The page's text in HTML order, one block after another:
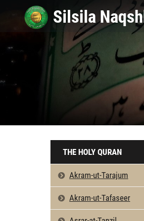
THE HOLY QURAN
Akram-ut-Tarajum
Akram-ut-Tafaseer